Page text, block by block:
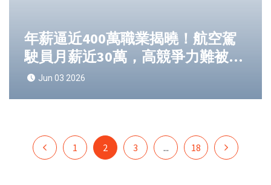
年薪逼近400萬職業揭曉！航空駕
駛員月薪近30萬，高競爭力難被取
代 Jun 03 2026
1 2 3 ... 18